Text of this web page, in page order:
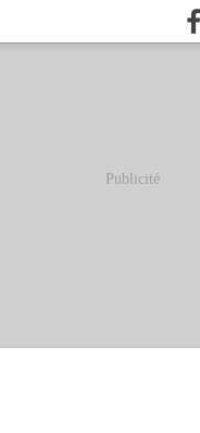
Publicité